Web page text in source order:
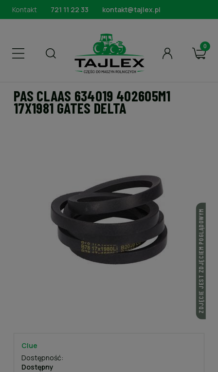
Kontakt 721 11 22 33 kontakt@tajlex.pl
PAS CLAAS 634019 402605M1
17X1981 GATES DELTA
ZDJĘCIE JEST ZDJĘCIEM POGLĄDOWYM
Clue
Dostępność:
Dostępny